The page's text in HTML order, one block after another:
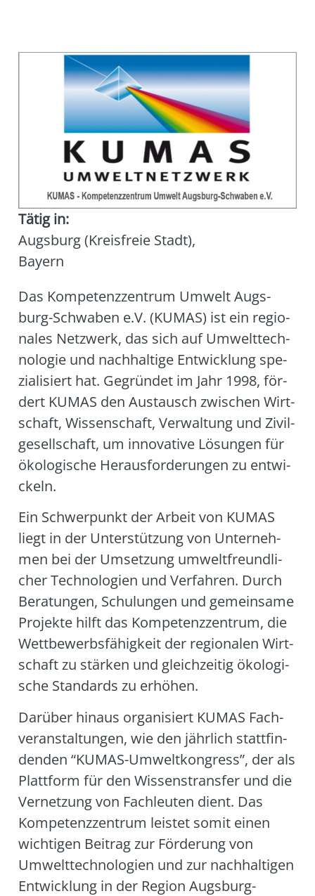
Das Kom­pe­tenz­zen­trum Umwelt Augs­
burg-Schwa­ben e.V. (KUMAS) ist ein regio­
na­les Netz­werk, das sich auf Umwelt­tech­
no­lo­gie und nach­hal­ti­ge Ent­wick­lung spe­
zia­li­siert hat. Gegrün­det im Jahr 1998, för­
dert KUMAS den Aus­tausch zwi­schen Wirt­
schaft, Wis­sen­schaft, Ver­wal­tung und Zivil­
ge­sell­schaft, um inno­va­ti­ve Lösun­gen für
öko­lo­gi­sche Her­aus­for­de­run­gen zu ent­wi­
ckeln.
Ein Schwer­punkt der Arbeit von KUMAS
liegt in der Unter­stüt­zung von Unter­neh­
men bei der Umset­zung umwelt­freund­li­
cher Tech­no­lo­gien und Ver­fah­ren. Durch
Bera­tun­gen, Schu­lun­gen und gemein­sa­me
Pro­jek­te hilft das Kom­pe­tenz­zen­trum, die
Wett­be­werbs­fä­hig­keit der regio­na­len Wirt­
schaft zu stär­ken und gleich­zei­tig öko­lo­gi­
sche Stan­dards zu erhö­hen.
Dar­über hin­aus orga­ni­siert KUMAS Fach­
ver­an­stal­tun­gen, wie den jähr­lich statt­fin­
den­den “KUMAS-Umwelt­kon­gress”, der als
Platt­form für den Wis­sens­trans­fer und die
Ver­net­zung von Fach­leu­ten dient. Das
Kom­pe­tenz­zen­trum leis­tet somit einen
wich­ti­gen Bei­trag zur För­de­rung von
Umwelt­tech­no­lo­gien und zur nach­hal­ti­gen
Ent­wick­lung in der Regi­on Augs­burg-
Tätig in:
Augsburg (Kreisfreie Stadt),
Bayern